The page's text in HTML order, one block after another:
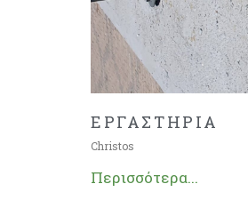
ΕΡΓΑΣΤΗΡΙΑ
Christos
Περισσότερα...